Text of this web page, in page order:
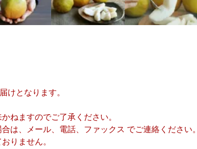
けとなります。
ねますのでご了承ください。
は、メール、電話、ファックス でご連絡ください。
りません。